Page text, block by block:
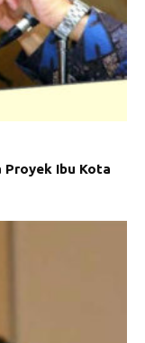
Proyek Ibu Kota